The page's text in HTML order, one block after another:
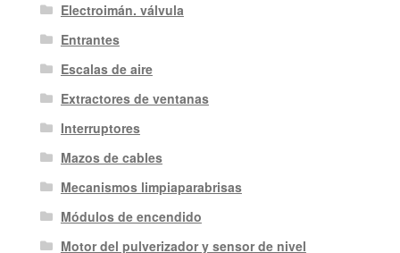
Electroimán. válvula
Entrantes
Escalas de aire
Extractores de ventanas
Interruptores
Mazos de cables
Mecanismos limpiaparabrisas
Módulos de encendido
Motor del pulverizador y sensor de nivel